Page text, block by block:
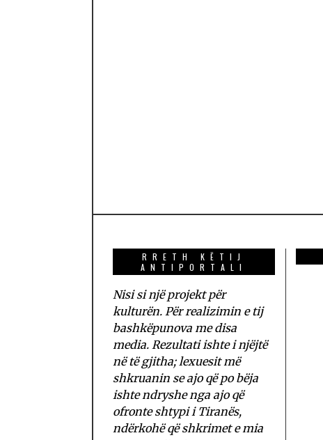
RRETH KËTIJ
ANTIPORTALI
Nisi si një projekt për
kulturën. Për realizimin e tij
bashkëpunova me disa
media. Rezultati ishte i njëjtë
në të gjitha; lexuesit më
shkruanin se ajo që po bëja
ishte ndryshe nga ajo që
ofronte shtypi i Tiranës,
ndërkohë që shkrimet e mia